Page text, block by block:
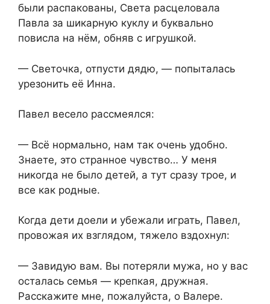
были распакованы, Света расцеловала
Павла за шикарную куклу и буквально
повисла на нём, обняв с игрушкой.
— Светочка, отпусти дядю, — попыталась
урезонить её Инна.
Павел весело рассмеялся:
— Всё нормально, нам так очень удобно.
Знаете, это странное чувство… У меня
никогда не было детей, а тут сразу трое, и
все как родные.
Когда дети доели и убежали играть, Павел,
провожая их взглядом, тяжело вздохнул:
— Завидую вам. Вы потеряли мужа, но у вас
осталась семья — крепкая, дружная.
Расскажите мне, пожалуйста, о Валере.